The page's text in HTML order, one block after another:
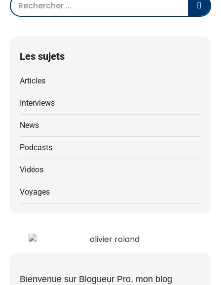
Les sujets
Articles
Interviews
News
Podcasts
Vidéos
Voyages
Bienvenue sur Blogueur Pro, mon blog